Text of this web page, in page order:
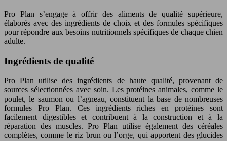
Pro Plan s’engage à offrir des aliments de qualité supérieure,
élaborés avec des ingrédients de choix et des formules spécifiques
pour répondre aux besoins nutritionnels spécifiques de chaque chien
adulte.
Ingrédients de qualité
Pro Plan utilise des ingrédients de haute qualité, provenant de
sources sélectionnées avec soin. Les protéines animales, comme le
poulet, le saumon ou l’agneau, constituent la base de nombreuses
formules Pro Plan. Ces ingrédients riches en protéines sont
facilement digestibles et contribuent à la construction et à la
réparation des muscles. Pro Plan utilise également des céréales
complètes, comme le riz brun ou l’orge, qui apportent des glucides